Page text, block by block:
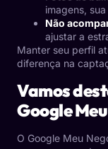
imagens,
Não
ajustar a
Manter seu perfil
diferença na
Vamos
Google
O Google Meu